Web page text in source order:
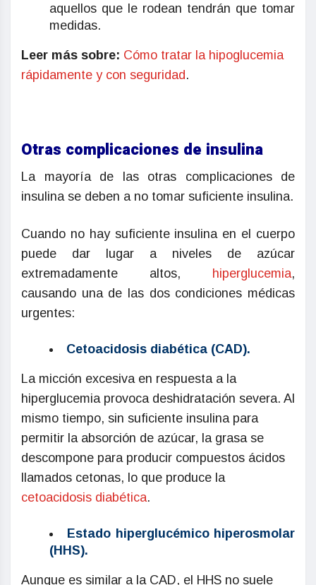
aquellos que le rodean tendrán que tomar
medidas.
Leer más sobre: Cómo tratar la hipoglucemia
rápidamente y con seguridad .
Otras complicaciones de insulina
La mayoría de las otras complicaciones de
insulina se deben a no tomar suficiente insulina.
Cuando no hay suficiente insulina en el cuerpo
puede dar lugar a niveles de azúcar
extremadamente altos, hiperglucemia,
causando una de las dos condiciones médicas
urgentes:
Cetoacidosis diabética (CAD).
La micción excesiva en respuesta a la
hiperglucemia provoca deshidratación severa. Al
mismo tiempo, sin suficiente insulina para
permitir la absorción de azúcar, la grasa se
descompone para producir compuestos ácidos
llamados cetonas, lo que produce la
cetoacidosis diabética.
Estado hiperglucémico hiperosmolar
(HHS).
Aunque es similar a la CAD, el HHS no suele